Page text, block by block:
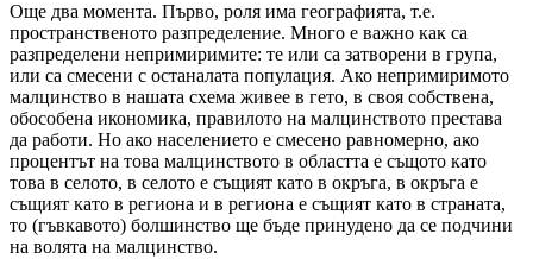
Още два момента. Първо, роля има географията, т.е.
пространственото разпределение. Много е важно как са
разпределени непримиримите: те или са затворени в група,
или са смесени с останалата популация. Ако непримиримото
малцинство в нашата схема живее в гето, в своя собствена,
обособена икономика, правилото на малцинството престава
да работи. Но ако населението е смесено равномерно, ако
процентът на това малцинството в областта е същото като
това в селото, в селото е същият като в окръга, в окръга е
същият като в региона и в региона е същият като в страната,
то (гъвкавото) болшинство ще бъде принудено да се подчини
на волята на малцинство.